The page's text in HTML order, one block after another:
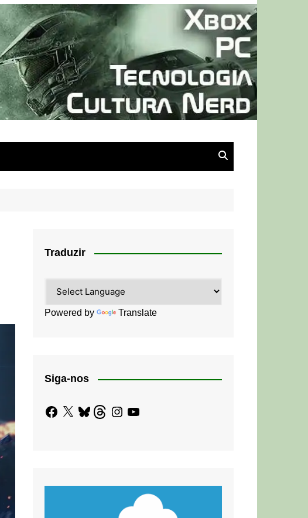
Traduzir
Powered by Translate
Siga-nos
Facebook
X BlueskyThreadsInstagram
YouTube